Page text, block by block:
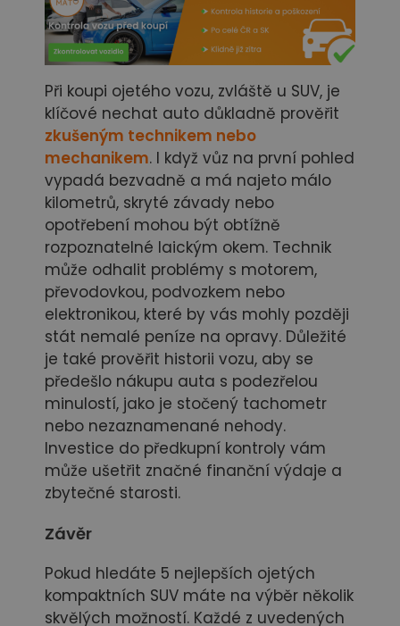
Při koupi ojetého vozu, zvláště u SUV, je
klíčové nechat auto důkladně prověřit
zkušeným technikem nebo
mechanikem. I když vůz na první pohled
vypadá bezvadně a má najeto málo
kilometrů, skryté závady nebo
opotřebení mohou být obtížně
rozpoznatelné laickým okem. Technik
může odhalit problémy s motorem,
převodovkou, podvozkem nebo
elektronikou, které by vás mohly později
stát nemalé peníze na opravy. Důležité
je také prověřit historii vozu, aby se
předešlo nákupu auta s podezřelou
minulostí, jako je stočený tachometr
nebo nezaznamenané nehody.
Investice do předkupní kontroly vám
může ušetřit značné finanční výdaje a
zbytečné starosti.
Závěr
Pokud hledáte 5 nejlepších ojetých
kompaktních SUV máte na výběr několik
skvělých možností. Každé z uvedených